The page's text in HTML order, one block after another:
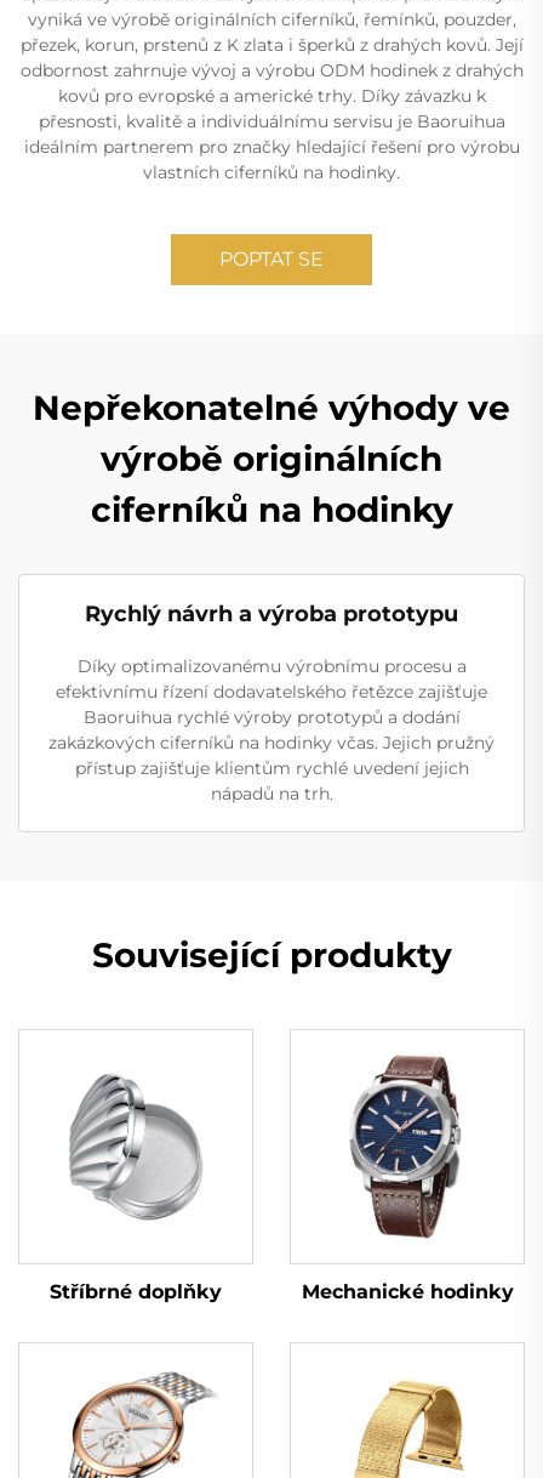
vyniká ve výrobě originálních ciferníků, řemínků, pouzder,
přezek, korun, prstenů z K zlata i šperků z drahých kovů. Její
odbornost zahrnuje vývoj a výrobu ODM hodinek z drahých
kovů pro evropské a americké trhy. Díky závazku k
přesnosti, kvalitě a individuálnímu servisu je Baoruihua
ideálním partnerem pro značky hledající řešení pro výrobu
vlastních ciferníků na hodinky.
POPTAT SE
Nepřekonatelné výhody ve
výrobě originálních
ciferníků na hodinky
Rychlý návrh a výroba prototypu
Díky optimalizovanému výrobnímu procesu a
efektivnímu řízení dodavatelského řetězce zajišťuje
Baoruihua rychlé výroby prototypů a dodání
zakázkových ciferníků na hodinky včas. Jejich pružný
přístup zajišťuje klientům rychlé uvedení jejich
nápadů na trh.
Související produkty
Stříbrné doplňky Mechanické hodinky